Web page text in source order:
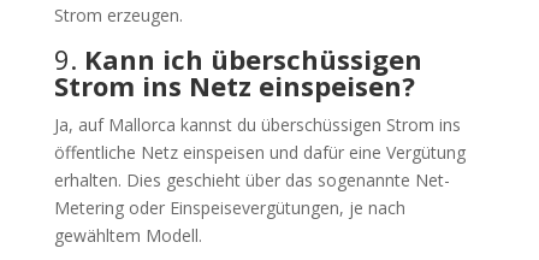
Strom erzeugen.
9. Kann ich überschüssigen
Strom ins Netz einspeisen?
Ja, auf Mallorca kannst du überschüssigen Strom ins
öffentliche Netz einspeisen und dafür eine Vergütung
erhalten. Dies geschieht über das sogenannte Net-
Metering oder Einspeisevergütungen, je nach
gewähltem Modell.